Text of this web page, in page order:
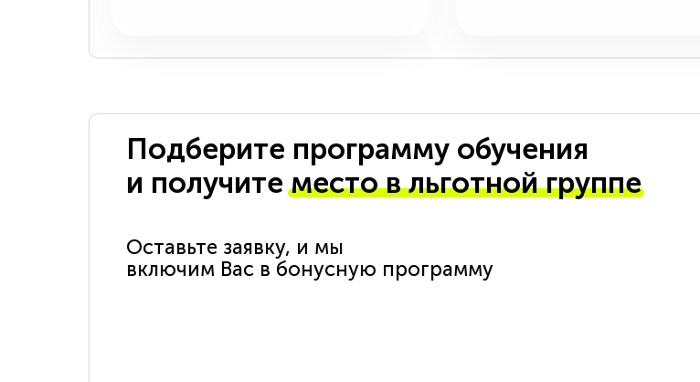
Подберите программу обучения
и получитеместо в льготной группе
Оставьте заявку, и мы
включим Вас в бонусную программу